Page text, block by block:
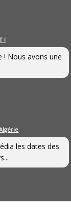
!
! Nous avons une
les dates des